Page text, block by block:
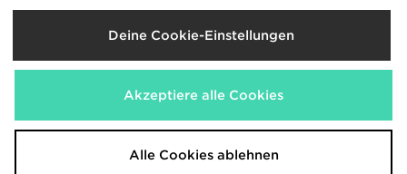
Lieferung Nach
Österreich
Wir akzeptieren folgende Zahlungsmethoden
Corporate Website www.jdplc.com
Deine Cookie-Einstellungen
Akzeptiere alle Cookies
Alle Cookies ablehnen